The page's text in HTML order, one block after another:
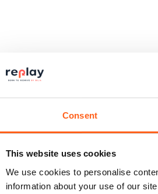
Consent
This website uses cookies
We use cookies to personalise
information about your use of our